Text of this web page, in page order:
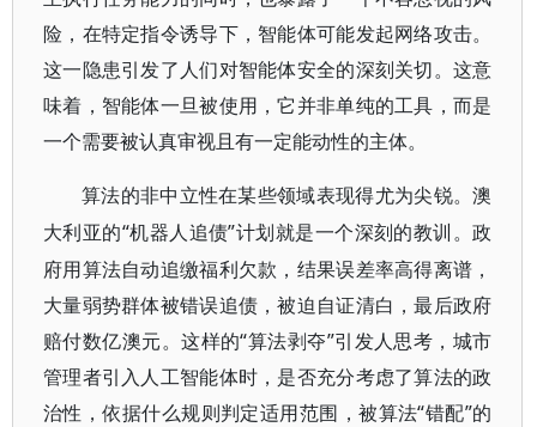
险，在特定指令诱导下，智能体可能发起网络攻击。
这一隐患引发了人们对智能体安全的深刻关切。这意
味着，智能体一旦被使用，它并非单纯的工具，而是
一个需要被认真审视且有一定能动性的主体。
算法的非中立性在某些领域表现得尤为尖锐。澳
大利亚的“机器人追债”计划就是一个深刻的教训。政
府用算法自动追缴福利欠款，结果误差率高得离谱，
大量弱势群体被错误追债，被迫自证清白，最后政府
赔付数亿澳元。这样的“算法剥夺”引发人思考，城市
管理者引入人工智能体时，是否充分考虑了算法的政
治性，依据什么规则判定适用范围，被算法“错配”的